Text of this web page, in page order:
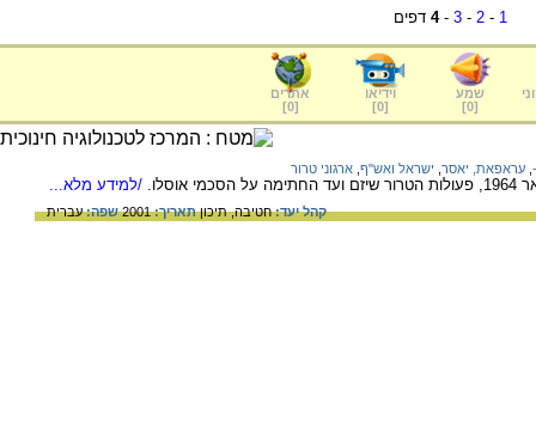
1
-
2
-
3
-
4 דפים
שמע
[
0
]
וידיאו
[
0
]
אתרים
[
0
]
עראפאת, יאסר ישראל ואש"ף ארגוני טרור
/למידע מלא...
קהל יעד:חטיבה,תיכוןתאריך:2001 שפה:עברית